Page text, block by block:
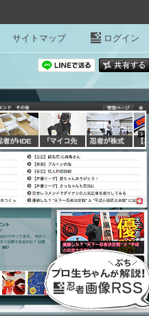
ログイン
サイトマップ